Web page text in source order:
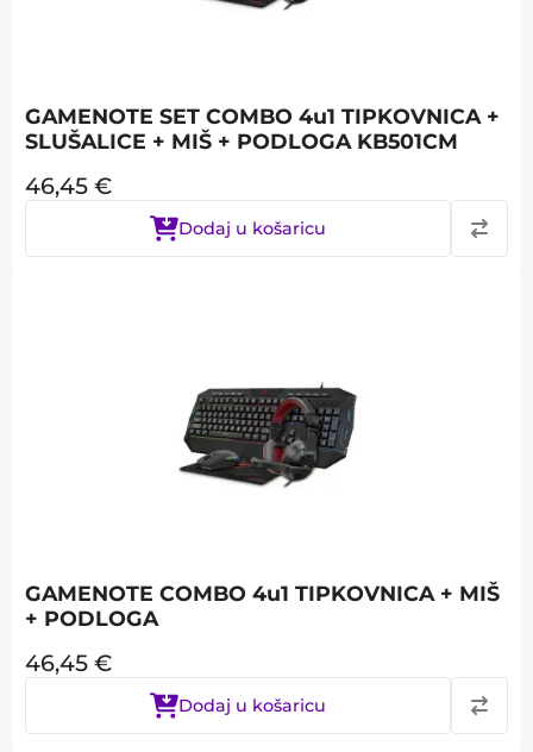
GAMENOTE SET COMBO 4u1 TIPKOVNICA +
SLUŠALICE + MIŠ + PODLOGA KB501CM
46,45 €
Dodaj u košaricu
GAMENOTE COMBO 4u1 TIPKOVNICA + MIŠ
+ PODLOGA
46,45 €
Dodaj u košaricu